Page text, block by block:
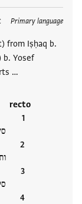
Primary language
from Iṣḥaq b.
b. Yosef
…
recto
תגים